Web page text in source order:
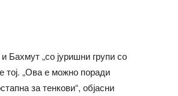
Бахмут „со јуришни групи со
тој. „Ова е можно поради
за тенкови“, објасни